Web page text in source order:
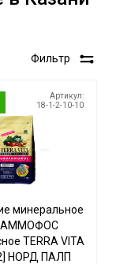
Фильтр
Артикул:
18-1-2-10-10
минеральное
TERRA VITA
НОРД ПАЛП